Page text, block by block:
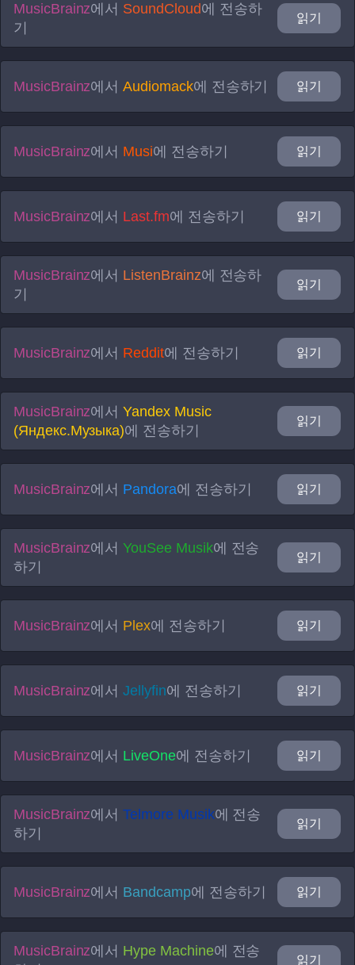
MusicBrainz에서 SoundCloud에 전송하
기
읽기
MusicBrainz에서Audiomack에 전송하기 읽기
MusicBrainz에서 Musi에 전송하기 읽기
MusicBrainz에서 Last.fm에 전송하기 읽기
MusicBrainz에서 ListenBrainz에 전송하
기
읽기
MusicBrainz에서 Reddit에 전송하기 읽기
MusicBrainz에서Yandex Music
(Яндекс.Музыка)에 전송하기
읽기
MusicBrainz에서 Pandora에 전송하기 읽기
MusicBrainz에서YouSee Musik에 전송
하기
읽기
MusicBrainz에서 Plex에 전송하기 읽기
MusicBrainz에서Jellyfin에 전송하기 읽기
MusicBrainz에서 LiveOne에 전송하기 읽기
MusicBrainz에서Telmore Musik에 전송
하기
읽기
MusicBrainz에서 Bandcamp에 전송하기 읽기
MusicBrainz에서 Hype Machine에 전송
읽기